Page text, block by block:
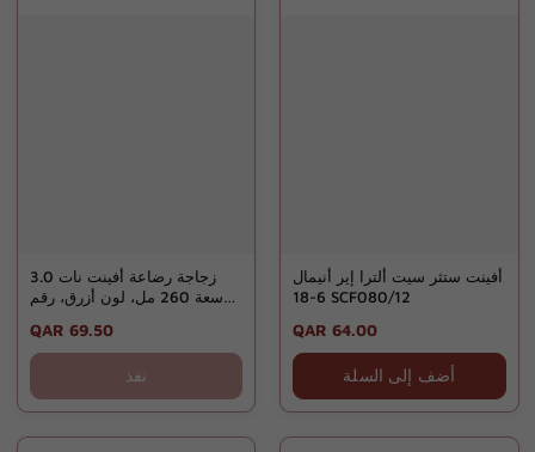
زجاجة رضاعة أفينت نات 3.0
سعة 260 مل، لون أزرق، رقم
Regular
price
QAR 69.50
نفذ
أفينت ستثر سيت ألترا إير أنيمال
6-18 SCF080/12
Regular
price
QAR 64.00
أضف إلى السلة